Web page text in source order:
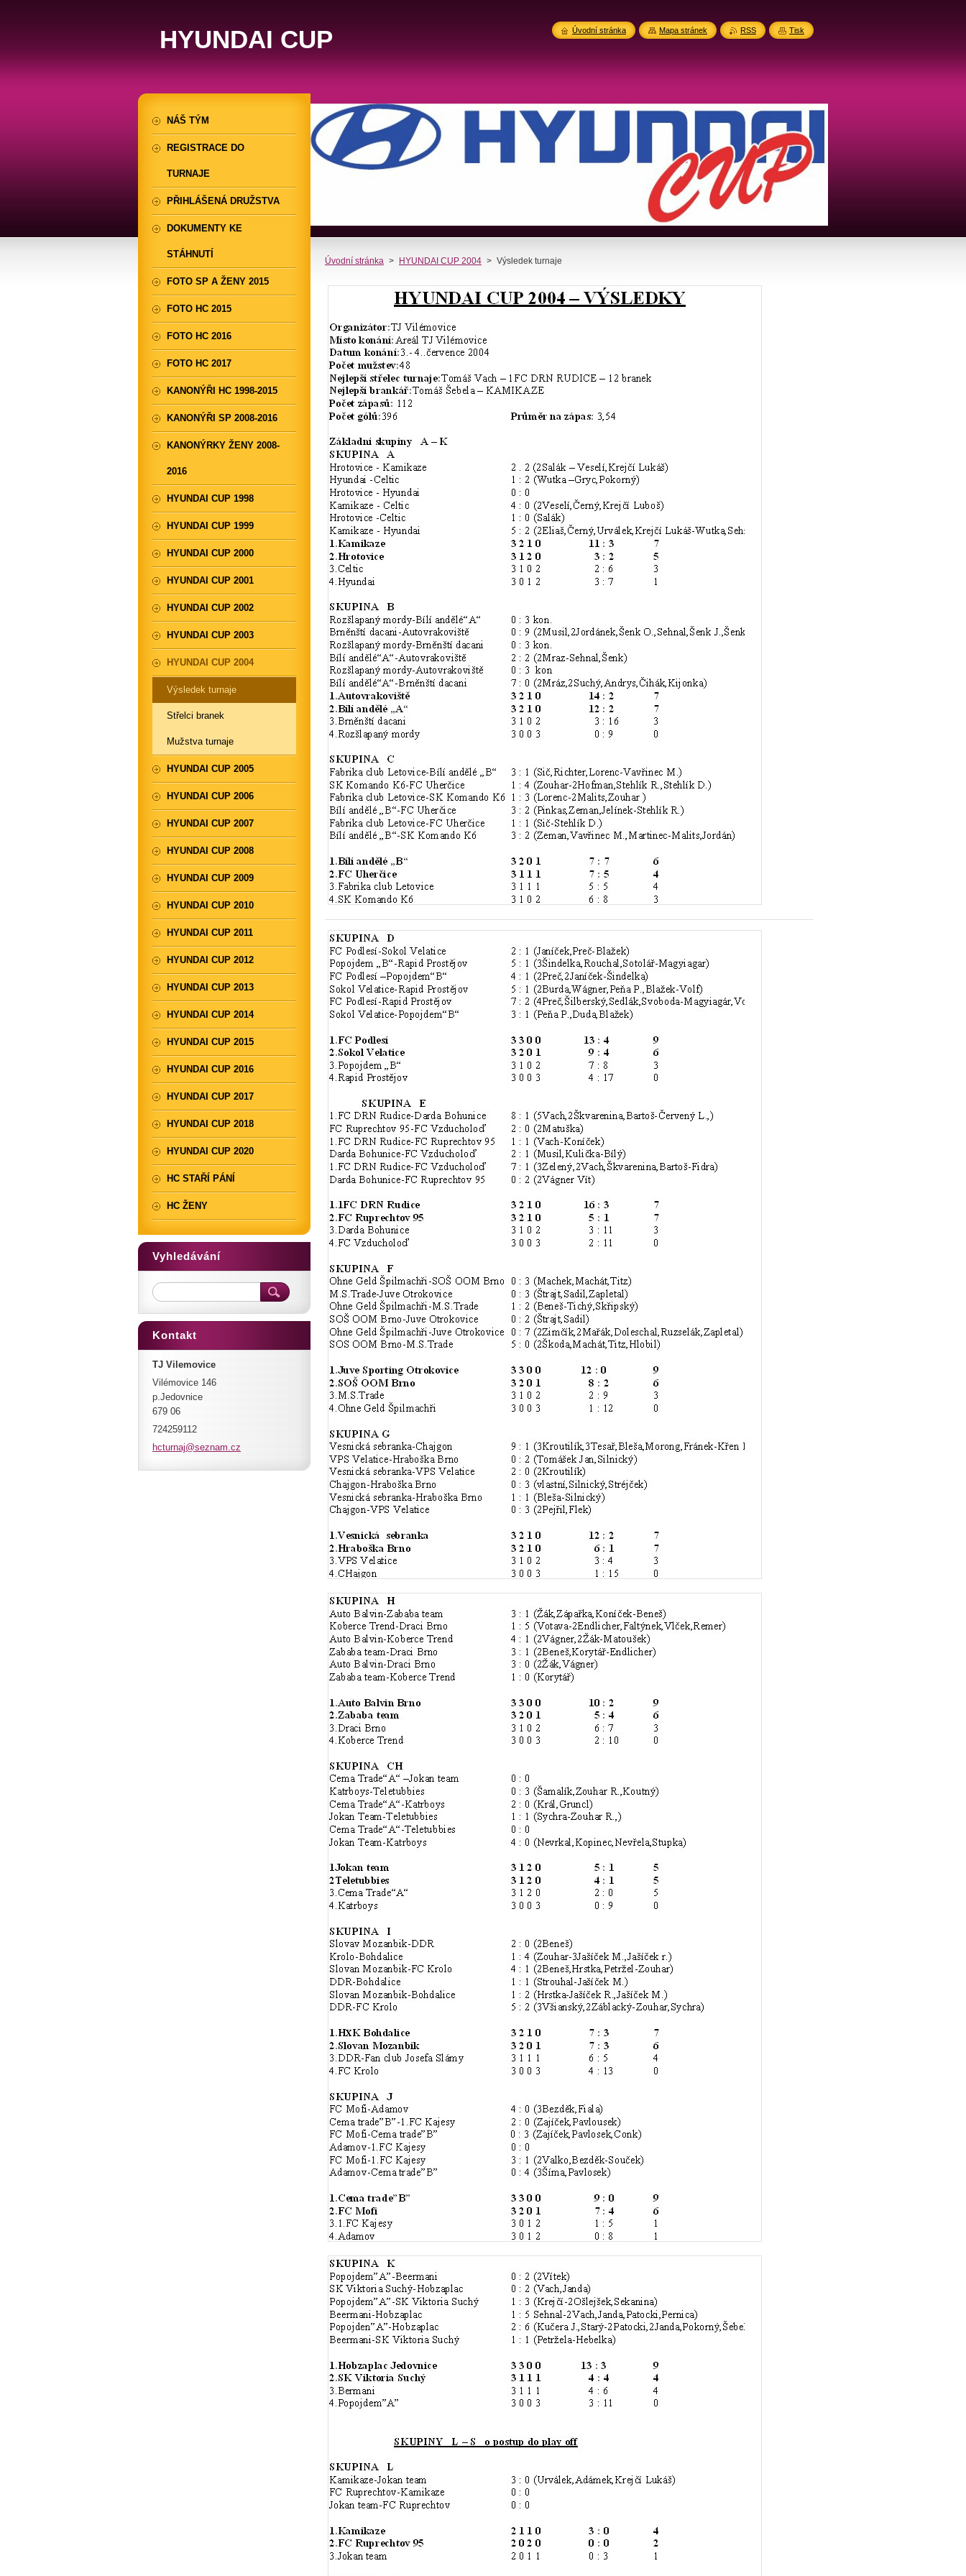
HYUNDAI CUP
Úvodní stránka > HYUNDAI CUP 2004 > Výsledek turnaje
NÁŠ TÝM
REGISTRACE DO
TURNAJE
PŘIHLÁŠENÁ DRUŽSTVA
DOKUMENTY KE
STÁHNUTÍ
FOTO SP A ŽENY 2015
FOTO HC 2015
FOTO HC 2016
FOTO HC 2017
KANONÝŘI HC 1998-2015
KANONÝŘI SP 2008-2016
KANONÝRKY ŽENY 2008-
2016
HYUNDAI CUP 1998
HYUNDAI CUP 1999
HYUNDAI CUP 2000
HYUNDAI CUP 2001
HYUNDAI CUP 2002
HYUNDAI CUP 2003
HYUNDAI CUP 2004
Výsledek turnaje
Střelci branek
Mužstva turnaje
HYUNDAI CUP 2005
HYUNDAI CUP 2006
HYUNDAI CUP 2007
HYUNDAI CUP 2008
HYUNDAI CUP 2009
HYUNDAI CUP 2010
HYUNDAI CUP 2011
HYUNDAI CUP 2012
HYUNDAI CUP 2013
HYUNDAI CUP 2014
HYUNDAI CUP 2015
HYUNDAI CUP 2016
HYUNDAI CUP 2017
HYUNDAI CUP 2018
HYUNDAI CUP 2020
HC STAŘÍ PÁNÍ
HC ŽENY
Vyhledávání
Kontakt
TJ Vilemovice
Vilémovice 146
p.Jedovnice
679 06
724259112
hcturnaj@seznam.cz
Úvodní stránka Mapa stránek RSS Tisk